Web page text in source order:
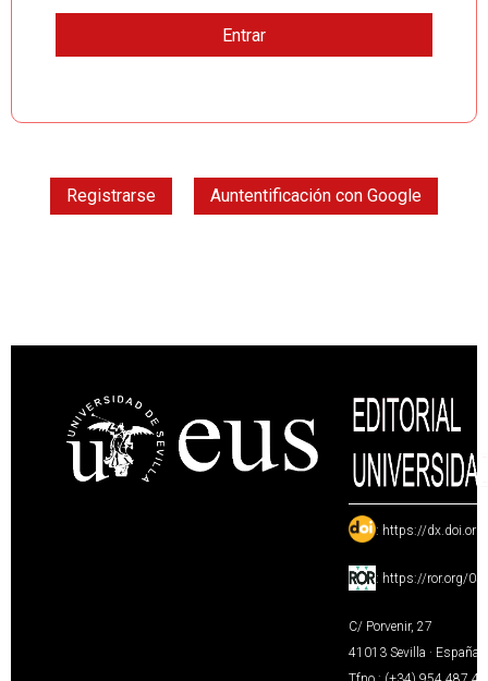
Registrarse Auntentificación con Google
: https://
: https://ror.org/
C/ Porvenir, 27
41013 Sevilla · España